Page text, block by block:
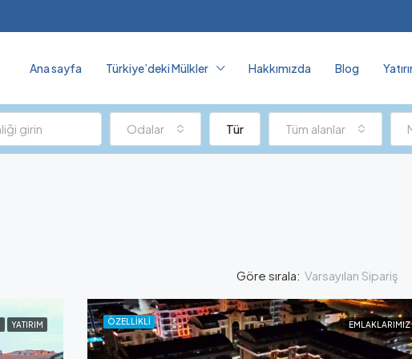
Ana sayfa Türkiye’deki Mülkler Hakkımızda Blog
Odalar Tür Tüm alanlar
Göre sırala: Varsayılan Sipariş
YATIRIM ÖZELLIKLI EMLAKLARIMIZ
ÖZELLIKLI